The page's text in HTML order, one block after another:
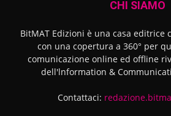
CHI SIAMO
BitMAT Edizioni è una casa editrice
con una copertura a 360° per
comunicazione online ed offline
dell'lnformation &
Contattaci: